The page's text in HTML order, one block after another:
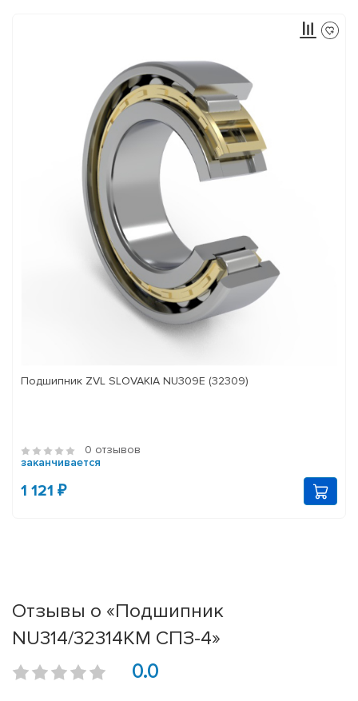
Подшипник ZVL SLOVAKIA NU309E (32309)
0 отзывов
заканчивается
1 121 ₽
Отзывы о «Подшипник
NU314/32314КМ СПЗ-4»
0.0